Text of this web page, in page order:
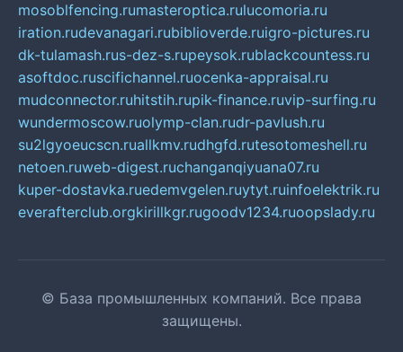
mosoblfencing.rumasteroptica.rulucomoria.ru
iration.rudevanagari.rubiblioverde.ruigro-pictures.ru
dk-tulamash.rus-dez-s.rupeysok.rublackcountess.ru
asoftdoc.ruscifichannel.ruocenka-appraisal.ru
mudconnector.ruhitstih.rupik-finance.ruvip-surfing.ru
wundermoscow.ruolymp-clan.rudr-pavlush.ru
su2lgyoeucscn.ruallkmv.rudhgfd.rutesotomeshell.ru
netoen.ruweb-digest.ruchanganqiyuana07.ru
kuper-dostavka.ruedemvgelen.ruytyt.ruinfoelektrik.ru
everafterclub.orgkirillkgr.rugoodv1234.ruoopslady.ru
© База промышленных компаний. Все права
защищены.